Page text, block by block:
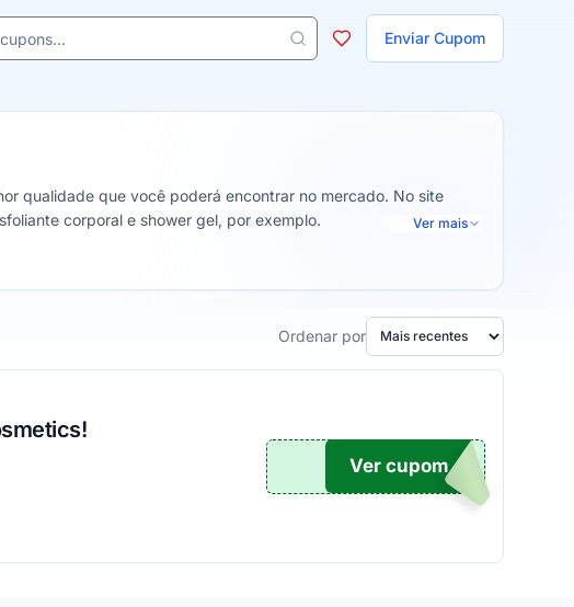
Enviar Cupom
e lojas
qualidade que você poderá encontrar no mercado. No site
corporal e shower gel, por exemplo.
Ver mais
Ordenar por
TICO
Ver cupom